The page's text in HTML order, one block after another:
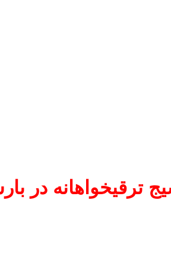
ترقیخواهانه در